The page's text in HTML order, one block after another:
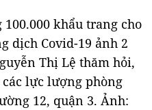
Thị Lệ thăm hỏi,
lực lượng phòng
12, quận 3. Ảnh: